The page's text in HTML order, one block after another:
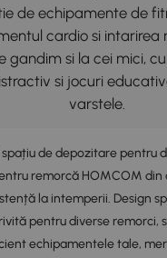
de echipamente de
cardio si intarirea
gandim si la cei mici,
si jocuri
varstele.
spațiu de depozitare pentru
remorcă HOMCOM din
la intemperii. Design
pentru diverse remorci,
echipamentele tale,